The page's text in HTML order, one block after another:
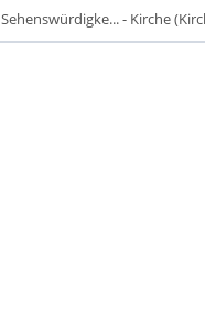
Sehenswürdigke... - Kirche